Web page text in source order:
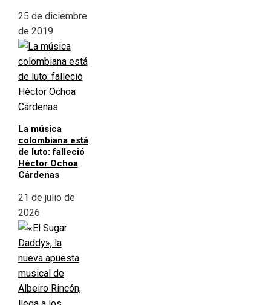
25 de diciembre
de 2019
La música
colombiana está
de luto: falleció
Héctor Ochoa
Cárdenas
21 de julio de
2026